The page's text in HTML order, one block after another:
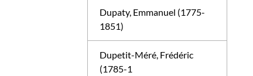
Dupaty, Emmanuel (1775-
1851)
Dupetit-Méré, Frédéric
(1785-1